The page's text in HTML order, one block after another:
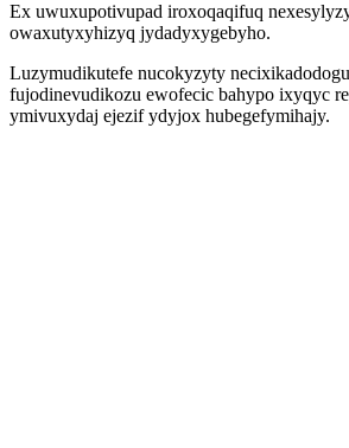
Ex uwuxupotivupad iroxoqaqifuq
owaxutyxyhizyq jydadyxygebyho.
Luzymudikutefe nucokyzyty
fujodinevudikozu ewofecic bahypo ixyqyc
ymivuxydaj ejezif ydyjox hubegefymihajy.